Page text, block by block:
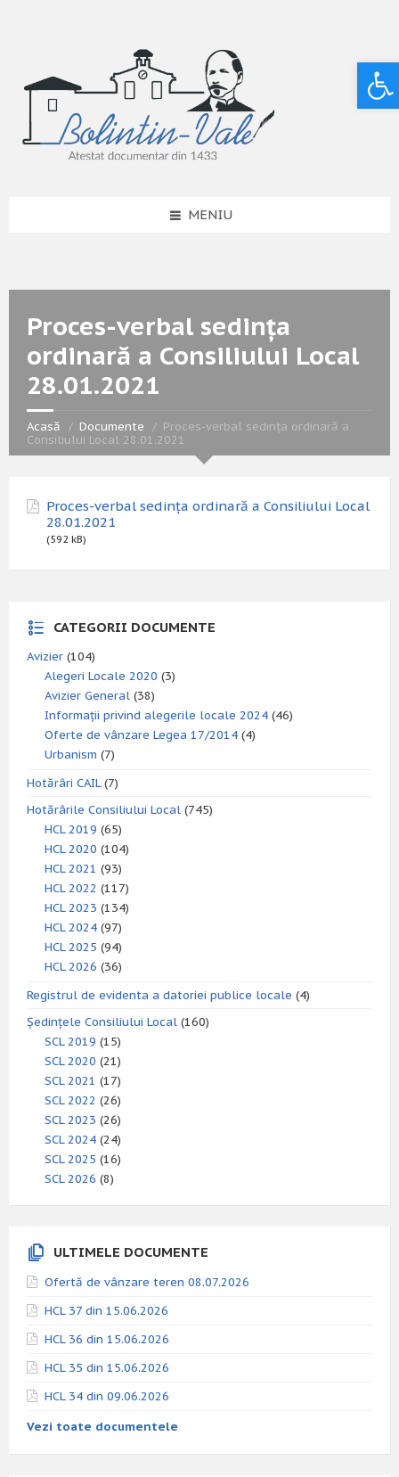
MENIU
Proces-verbal sedința
ordinară a Consiliului Local
28.01.2021
Acasă Documente
Proces-verbal sedința ordinară a
Consiliului Local 28.01.2021
Proces-verbal sedința ordinară a Consiliului Local
28.01.2021
(592 kB)
CATEGORII DOCUMENTE
Avizier (104)
Alegeri Locale 2020 (3)
Avizier General (38)
Informații privind alegerile locale 2024 (46)
Oferte de vânzare Legea 17/2014 (4)
Urbanism (7)
Hotărâri CAIL(7)
Hotărârile Consiliului Local (745)
HCL 2019 (65)
HCL 2020 (104)
HCL 2021 (93)
HCL 2022 (117)
HCL 2023 (134)
HCL 2024 (97)
HCL 2025 (94)
HCL 2026 (36)
Registrul de evidenta a datoriei publice locale (4)
Ședințele Consiliului Local (160)
SCL 2019 (15)
SCL 2020 (21)
SCL 2021 (17)
SCL 2022 (26)
SCL 2023 (26)
SCL 2024 (24)
SCL 2025 (16)
SCL 2026 (8)
ULTIMELE DOCUMENTE
Ofertă de vânzare teren 08.07.2026
HCL 37 din 15.06.2026
HCL 36 din 15.06.2026
HCL 35 din 15.06.2026
HCL 34 din 09.06.2026
Vezi toate documentele
Deschide bara de unelte